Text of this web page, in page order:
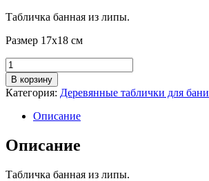
Табличка банная из липы.
Размер 17х18 см
Количество
товара
Табличка
“С
лёгким
паром!”
В корзину
Категория: Деревянные таблички для бани
Описание
Описание
Табличка банная из липы.